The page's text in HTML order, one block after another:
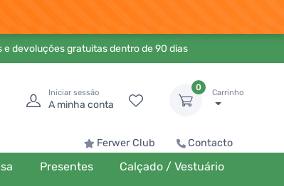
e devoluções gratuitas dentro de 90 dias
Iniciar sessão
A minha conta
0
Carrinho
Ferwer Club Contacto
Presentes Calçado / Vestuário